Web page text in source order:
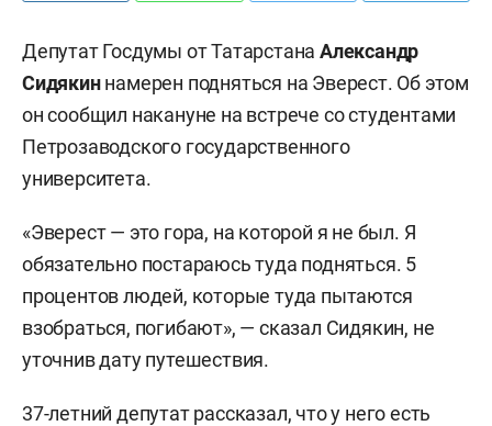
Депутат Госдумы от Татарстана Александр
Сидякиннамерен подняться на Эверест. Об этом
он сообщил накануне на встрече со студентами
Петрозаводского государственного
университета.
«Эверест — это гора, на которой я не был. Я
обязательно постараюсь туда подняться. 5
процентов людей, которые туда пытаются
взобраться, погибают», — сказал Сидякин, не
уточнив дату путешествия.
37-летний депутат рассказал, что у него есть